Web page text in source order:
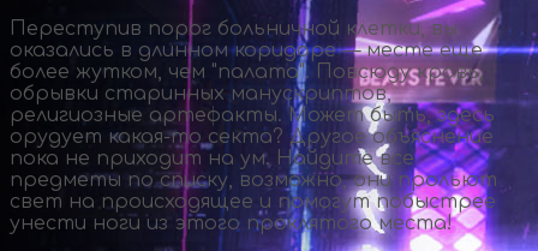
Переступив порог больничной клетки, вы
оказались в длинном коридоре — месте еще
более жутком, чем "палата". Повсюду кровь,
обрывки старинных манускриптов,
религиозные артефакты. Может быть, здесь
орудует какая-тосекта? Другое объяснение
пока не приходит на ум. Найдите все
предметы по списку, возможно, они прольют
свет на происходящее и помогут побыстрее
унести ноги из этого проклятого места!